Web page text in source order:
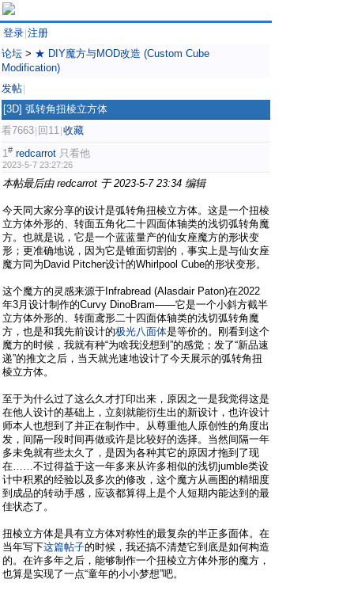
登录 注册
论坛 > ★ DIY魔方与MOD改造 (Custom Cube
Modification)
发帖
[3D] 弧转角扭棱立方体
看7663 回11 收藏
1# redcarrot 只看他
2023-5-7 23:27:26
本帖最后由 redcarrot 于 2023-5-7 23:34 编辑
今天同大家分享的设计是弧转角扭棱立方体。这是一个扭棱
立方体外形的、转面五角化二十四面体轴类的浅切弧转角魔
方。也就是说，它是一个蓝蓝量产的仙女座魔方的形状变
形；更准确地说，因为它是锥面切割的，事实上是与仙女座
魔方同为David Pitcher设计的Whirlpool Cube的形状变形。
这个魔方的灵感来源于Infrabread (Alasdair Paton)在2022
年3月设计制作的Curvy DinoBram——它是一个小斜方截半
立方体外形的、转面鸢形二十四面体轴类的浅切弧转角魔
方，也是和我先前设计的极光八面体是等价的。刚看到这个
魔方的时候，我就有种“为啥我没想到”的感觉；发了“新品速
递”的推文之后，当天就光速地设计了今天展示的弧转角扭
棱立方体。
至于为什么过了这么久才打印出来，原因之一是我觉得这是
在他人设计的基础上，立刻就能衍生出的新设计，也许设计
师本人也想到了并正在制作中。从尊重他人原创性的角度出
发，间隔一段时间再做或许是比较好的选择。当然间隔一年
多未免就有些太久了，是因为各种其它的原因才拖到了现
在……不过得益于这一年多来从许多相似的浅切jumble类设
计中积累的经验以及多次的修改，这个魔方从画图的精细度
到成品的转动手感，应该都算得上是个人短期内能达到的最
佳状态了。
扭棱立方体是具有立方体对称性的最复杂的半正多面体。在
当年写下这篇帖子的时候，我还搞不清楚它到底是如何构造
的。在许多年之后，能够制作一个扭棱立方体外形的魔方，
也算是实现了一点“童年的小小梦想”吧。